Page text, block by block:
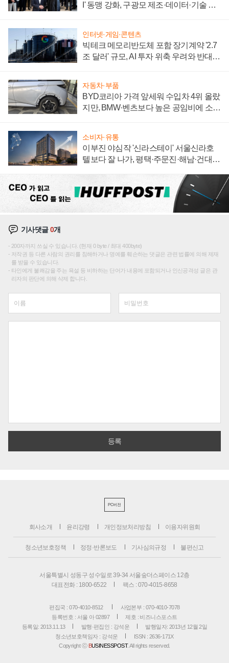
I' 동맹 강화, 구광모 제조·데이터·기술 결
인터넷·게임·콘텐츠
빅테크 메모리반도체 포함 장기계약 '2.7
조 달러' 규모, AI 투자 위축 우려와 반대
자동차·부품
BYD코리아 가격 앞세워 수입차 4위 올랐
지만, BMW·벤츠보다 높은 공임비에 소비
소비자·유통
이부진 야심작 '신라스테이' 서울신라호
텔보다 잘 나가, 평택·주문진·해남·건대로
기사댓글0개
200자까지 쓰실 수 있습니다. (현재 0 byte / 최대 400byte)
저작권 등 다른 사람의 권리를 침해하거나 명예를 훼손하는 댓글은 관련 법률에 의해 제재
를 받을 수 있습니다.
타인에게 불쾌감을 주는 욕설 등 비하하는 단어가 내용에 포함되거나 인신공격성 글은 관
리자의 판단에 의해 삭제 합니다.
PC버전
회사소개 윤리강령 개인정보처리방침 이용자위원회
청소년보호정책 정정·반론보도 기사심의규정 불편신고
서울특별시 성동구 성수일로 39-34 서울숲더스페이스 12층
대표전화 : 1800-6522
팩스 : 070-4015-8658
편집국 : 070-4010-8512
사업본부 : 070-4010-7078
등록번호 : 서울 아 02897
제호 : 비즈니스포스트
등록일: 2013.11.13
발행·편집인 : 강석운
발행일자: 2013년 12월 2일
청소년보호책임자 : 강석운
ISSN : 2636-171X
Copyright ⓒ BUSINESSPOST. All rights reserved.